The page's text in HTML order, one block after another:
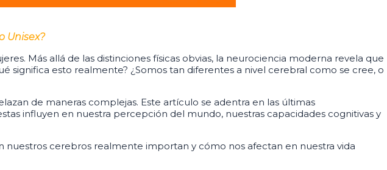
Unisex?
Más allá de las distinciones físicas obvias, la neurociencia moderna revela que
significa esto realmente? ¿Somos tan diferentes a nivel cerebral como se cree, o
de maneras complejas. Este artículo se adentra en las últimas
influyen en nuestra percepción del mundo, nuestras capacidades cognitivas y
nuestros cerebros realmente importan y cómo nos afectan en nuestra vida